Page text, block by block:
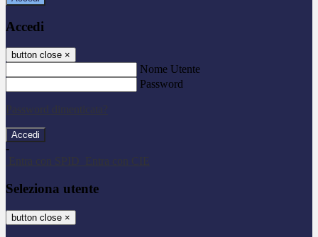
Accedi
button close ×
Nome Utente
Password
Password dimenticata?
-
Entra con SPID
Entra con CIE
Seleziona utente
button close ×